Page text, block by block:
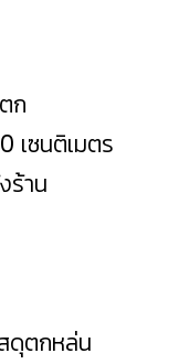
ก
เซนติเมตร
ร้าน
ดุตกหล่น